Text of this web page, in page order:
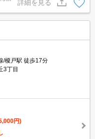
詳細を見る
/榎戸駅 徒歩17分
3丁目
円)